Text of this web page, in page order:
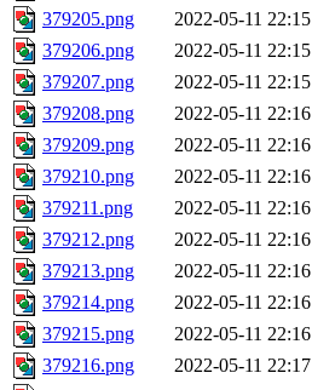
379205.png
2022-05-11 22:15
379206.png
2022-05-11 22:15
379207.png
2022-05-11 22:15
379208.png
2022-05-11 22:16
379209.png
2022-05-11 22:16
379210.png
2022-05-11 22:16
379211.png
2022-05-11 22:16
379212.png
2022-05-11 22:16
379213.png
2022-05-11 22:16
379214.png
2022-05-11 22:16
379215.png
2022-05-11 22:16
379216.png
2022-05-11 22:17